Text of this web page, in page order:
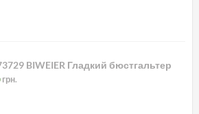
BIWEIER Гладкий бюстгальтер
грн.